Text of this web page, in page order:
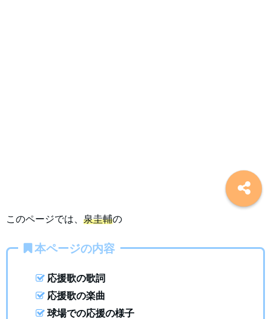
このページでは、 泉圭輔の
本ページの内容
応援歌の歌詞
応援歌の楽曲
球場での応援の様子